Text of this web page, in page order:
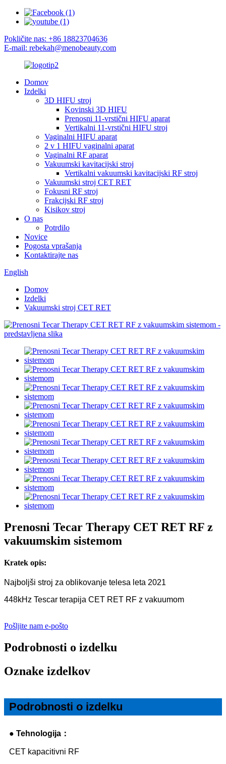
Pokličite nas: +86 18823704636
E-mail: rebekah@menobeauty.com
Domov
Izdelki
3D HIFU stroj
Kovinski 3D HIFU
Prenosni 11-vrstični HIFU aparat
Vertikalni 11-vrstični HIFU stroj
Vaginalni HIFU aparat
2 v 1 HIFU vaginalni aparat
Vaginalni RF aparat
Vakuumski kavitacijski stroj
Vertikalni vakuumski kavitacijski RF stroj
Vakuumski stroj CET RET
Fokusni RF stroj
Frakcijski RF stroj
Kisikov stroj
O nas
Potrdilo
Novice
Pogosta vprašanja
Kontaktirajte nas
English
Domov
Izdelki
Vakuumski stroj CET RET
Prenosni Tecar Therapy CET RET RF z
vakuumskim sistemom
Kratek opis:
Najboljši stroj za oblikovanje telesa leta 2021
448kHz Tescar terapija CET RET RF z vakuumom
Pošljite nam e-pošto
Podrobnosti o izdelku
Oznake izdelkov
Podrobnosti o izdelku
● Tehnologija：
CET kapacitivni RF